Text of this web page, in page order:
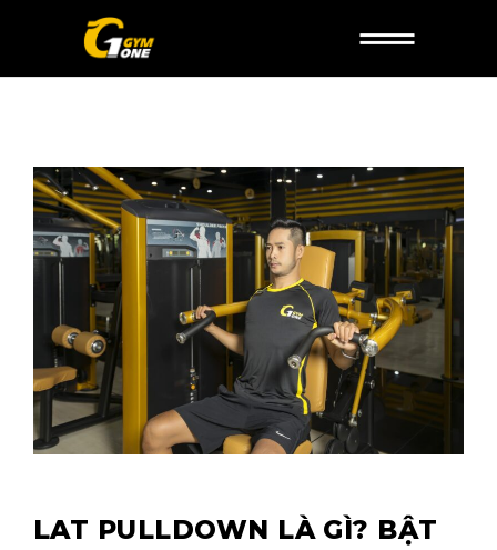
LAT PULLDOWN LÀ GÌ? BẬT